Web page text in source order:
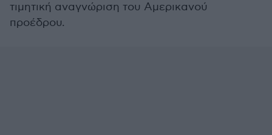
τιμητική αναγνώριση του Αμερικανού
προέδρου.